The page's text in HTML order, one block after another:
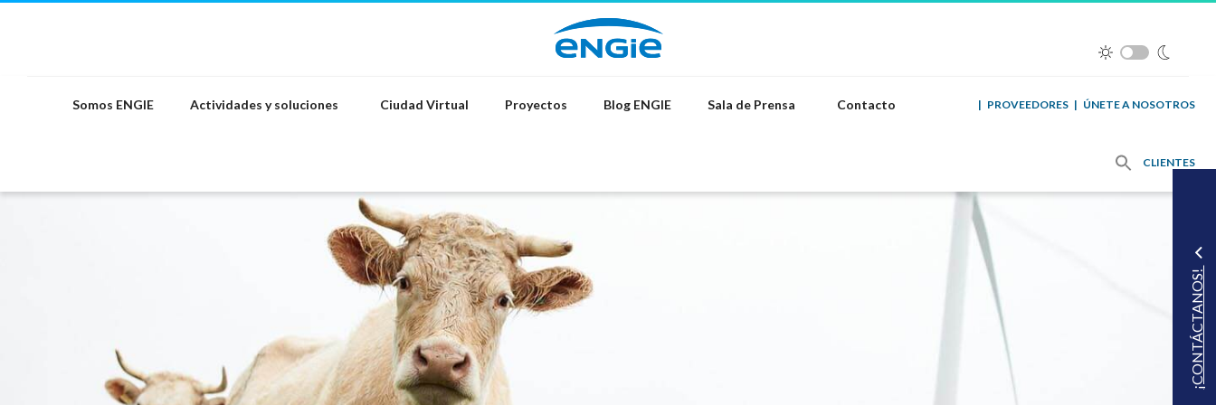
Somos ENGIE Actividades y soluciones Ciudad Virtual Proyectos Blog ENGIE Sala de Prensa Contacto ÚNETE A NOSOTROS
|
PROVEEDORES
|
CLIENTES
¡CONTÁCTANOS!